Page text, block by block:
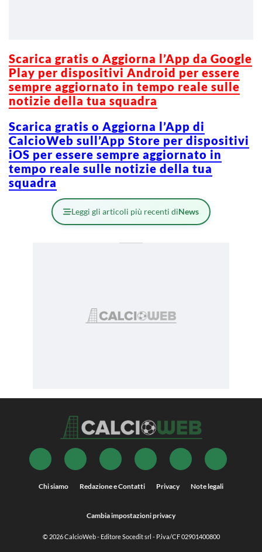
Scarica gratis o Aggiorna l’App da Google
Play per dispositivi Android per essere
sempre aggiornato in tempo reale sulle
notizie della tua squadra
Scarica gratis o Aggiorna l’App di
CalcioWeb sull’App Store per dispositivi
iOS per essere sempre aggiornato in
tempo reale sulle notizie della tua
squadra
Leggi gli articoli più recenti diNews
Chi siamo Redazione e Contatti Privacy Note legali
Cambia impostazioni privacy
© 2026CalcioWeb- Editore Socedit srl - P.iva/CF 02901400800